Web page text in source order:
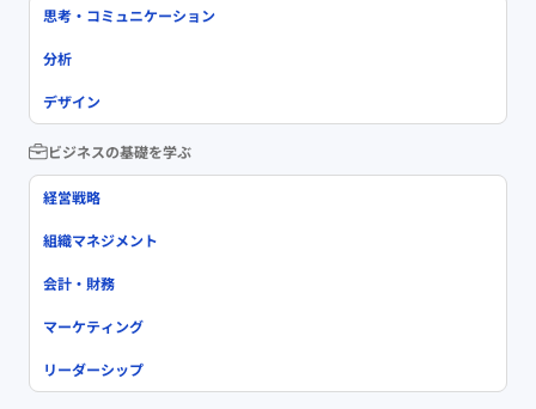
思考・コミュニケーション
分析
デザイン
ビジネスの基礎を学ぶ
経営戦略
組織マネジメント
会計・財務
マーケティング
リーダーシップ